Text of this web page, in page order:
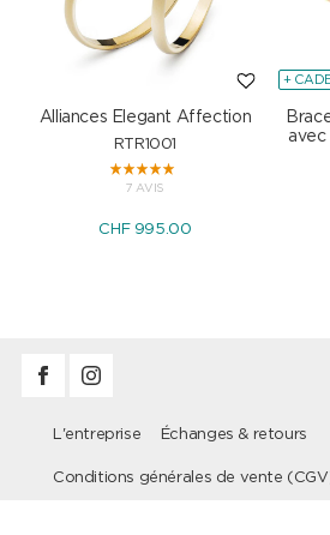
Alliances Elegant Affection
RTR1001
7 AVIS
CHF 995.00
+
avec
L'entreprise Échanges & retours
Conditions générales de vente